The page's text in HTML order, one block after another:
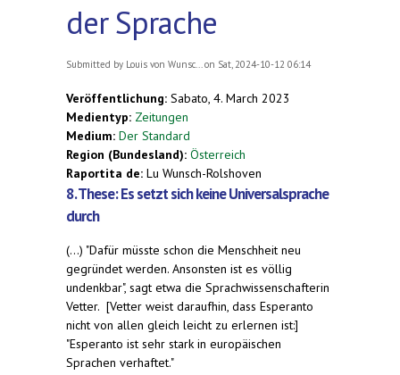
der Sprache
Submitted by Louis von Wunsc... on Sat, 2024-10-12 06:14
Veröffentlichung: Sabato, 4. March 2023
Medientyp: Zeitungen
Medium: Der Standard
Region (Bundesland): Österreich
Raportita de: Lu Wunsch-Rolshoven
8. These: Es setzt sich keine Universalsprache
durch
(...) "Dafür müsste schon die Menschheit neu
gegründet werden. Ansonsten ist es völlig
undenkbar", sagt etwa die Sprachwissenschafterin
Vetter. [Vetter weist daraufhin, dass Esperanto
nicht von allen gleich leicht zu erlernen ist:]
"Esperanto ist sehr stark in europäischen
Sprachen verhaftet."